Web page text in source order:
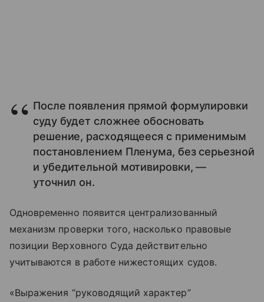
После появления прямой формулировки
суду будет сложнее обосновать
решение, расходящееся с применимым
постановлением Пленума, без серьезной
и убедительной мотивировки, —
уточнил он.
Одновременно появится централизованный
механизм проверки того, насколько правовые
позиции Верховного Суда действительно
учитываются в работе нижестоящих судов.
«Выражения “руководящий характер”